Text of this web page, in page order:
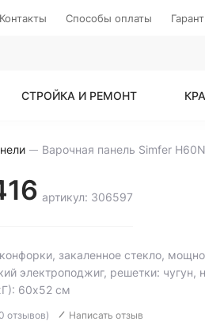
Контакты Способы оплаты
СТРОЙКА И РЕМОНТ
артикул: 306597
закаленное стекло,
электроподжиг, решетки: чугун,
60x52 см
отзывов) Написать отзыв